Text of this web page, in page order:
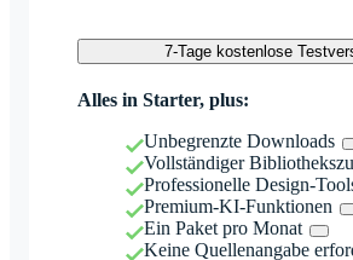
7-Tage kostenlose
Alles in Starter, plus:
Unbegrenzte Downloads
Vollständiger
Professionelle Design-
Premium-KI-Funktionen
Ein Paket pro Monat
Keine Quellenangabe